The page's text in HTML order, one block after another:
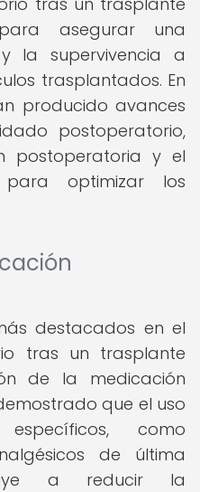
asegurar una
la supervivencia a
trasplantados. En
producido avances
postoperatorio,
postoperatoria y el
optimizar los
destacados en el
tras un trasplante
de la medicación
que el uso
como
de última
a reducir la